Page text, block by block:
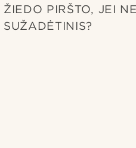
ŽIEDO PIRŠTO, JEI
SUŽADĖTINIS?